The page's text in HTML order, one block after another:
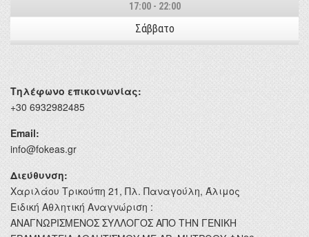
17:00 - 22:00
Σάββατο
Τηλέφωνο επικοινωνίας:
+30 6932982485
Email:
info@fokeas.gr
Διεύθυνση:
Χαριλάου Τρικούπη 21, Πλ. Παναγούλη, Άλιμος
Ειδική Αθλητική Αναγνώριση :
ΑΝΑΓΝΩΡΙΣΜΕΝΟΣ ΣΥΛΛΟΓΟΣ ΑΠΟ ΤΗΝ ΓΕΝΙΚΗ